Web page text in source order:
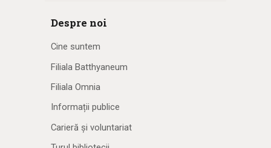
Despre noi
Cine suntem
Filiala Batthyaneum
Filiala Omnia
Informații publice
Carieră și voluntariat